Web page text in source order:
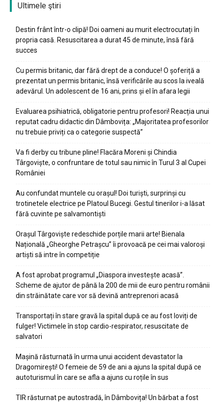
Ultimele ştiri
Destin frânt într-o clipă! Doi oameni au murit electrocutați în
propria casă. Resuscitarea a durat 45 de minute, însă fără
succes
Cu permis britanic, dar fără drept de a conduce! O șoferiță a
prezentat un permis britanic, însă verificările au scos la iveală
adevărul. Un adolescent de 16 ani, prins și el în afara legii
Evaluarea psihiatrică, obligatorie pentru profesori! Reacția unui
reputat cadru didactic din Dâmbovița: „Majoritatea profesorilor
nu trebuie priviți ca o categorie suspectă”
Va fi derby cu tribune pline! Flacăra Moreni și Chindia
Târgoviște, o confruntare de totul sau nimic în Turul 3 al Cupei
României
Au confundat muntele cu orașul! Doi turiști, surprinși cu
trotinetele electrice pe Platoul Bucegi. Gestul tinerilor i-a lăsat
fără cuvinte pe salvamontiști
Orașul Târgoviște redeschide porțile marii arte! Bienala
Națională „Gheorghe Petrașcu” îi provoacă pe cei mai valoroși
artiști să intre în competiție
A fost aprobat programul „Diaspora investește acasă”.
Scheme de ajutor de până la 200 de mii de euro pentru românii
din străinătate care vor să devină antreprenori acasă
Transportați în stare gravă la spital după ce au fost loviți de
fulger! Victimele în stop cardio-respirator, resuscitate de
salvatori
Mașină răsturnată în urma unui accident devastator la
Dragomirești! O femeie de 59 de ani a ajuns la spital după ce
autoturismul în care se afla a ajuns cu roțile în sus
TIR răsturnat pe autostradă, în Dâmbovița! Un bărbat a fost